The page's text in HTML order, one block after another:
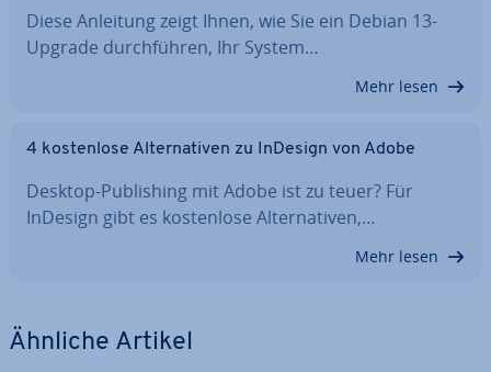
Diese Anleitung zeigt Ihnen, wie Sie ein Debian 13-
Upgrade durch­füh­ren, Ihr System…
Mehr lesen
4 kos­ten­lo­se Al­ter­na­ti­ven zu InDesign von Adobe
Desktop-Pu­bli­shing mit Adobe ist zu teuer? Für
InDesign gibt es kos­ten­lo­se Al­ter­na­ti­ven,…
Mehr lesen
Ähnliche Artikel